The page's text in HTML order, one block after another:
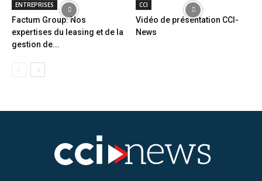
ENTREPRISES
Factum Group: Nos
expertises du leasing et de la
gestion de...
CCI
Vidéo de présentation CCI-
News